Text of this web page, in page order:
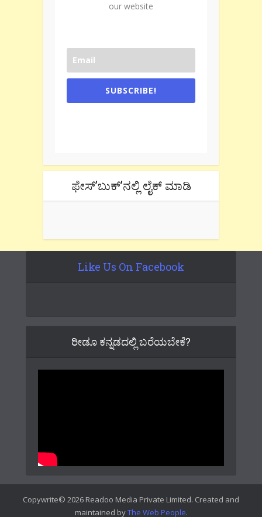
our website
SUBSCRIBE!
ಫೇಸ್’ಬುಕ್’ನಲ್ಲಿ ಲೈಕ್ ಮಾಡಿ
Like Us On Facebook
ರೀಡೂ ಕನ್ನಡದಲ್ಲಿ ಬರೆಯಬೇಕೆ?
Copywrite© 2026 Readoo Media Private Limited. Created and
maintained byThe Web People.